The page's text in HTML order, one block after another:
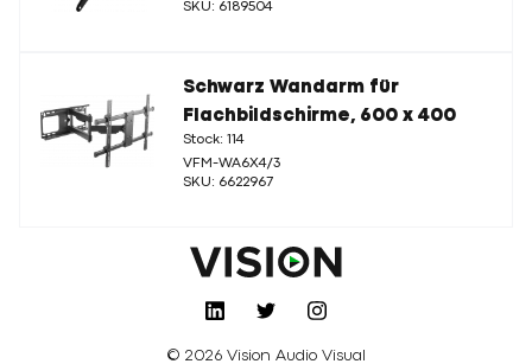
SKU: 6189504
Schwarz Wandarm für
Flachbildschirme, 600 x 400
Stock: 114
VFM-WA6X4/3
SKU: 6622967
© 2026 Vision Audio Visual